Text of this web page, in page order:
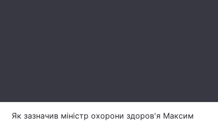
Як зазначив міністр охорони здоров'я Максим